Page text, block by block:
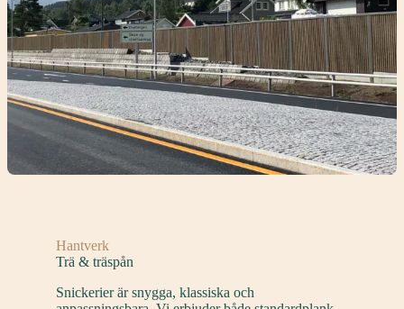
Hantverk
Trä & träspån
Snickerier är snygga, klassiska och